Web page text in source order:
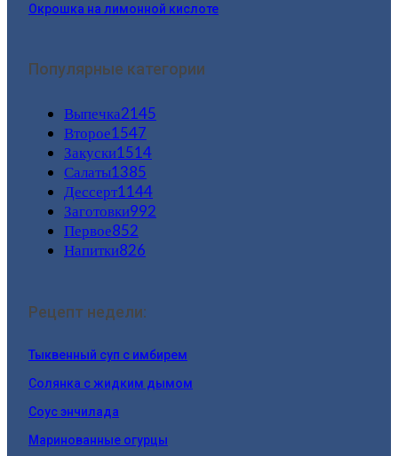
Окрошка на лимонной кислоте
Популярные категории
Выпечка2145
Второе1547
Закуски1514
Салаты1385
Дессерт1144
Заготовки992
Первое852
Напитки826
Рецепт недели:
Тыквенный суп с имбирем
Солянка с жидким дымом
Соус энчилада
Маринованные огурцы